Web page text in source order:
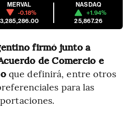
MERVAL
-0.18%
3,285,286.00
NASDAQ
+1.94%
25,867.26
firmó junto a
de Comercio e
que definirá, entre otros
para las